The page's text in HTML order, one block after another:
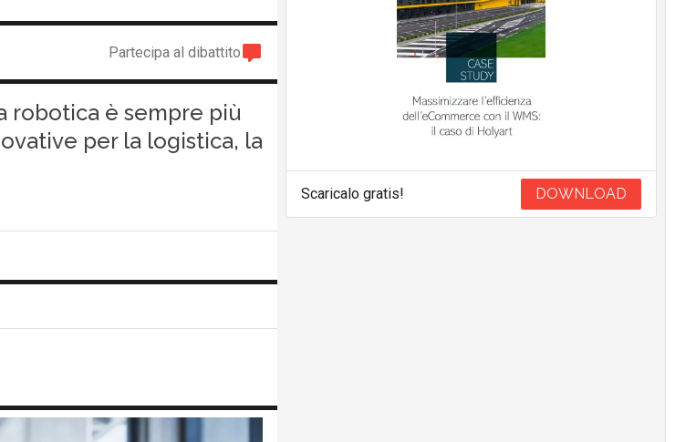
Partecipa al dibattito
robotica è sempre più
per la logistica, la
Scaricalo gratis! DOWNLOAD